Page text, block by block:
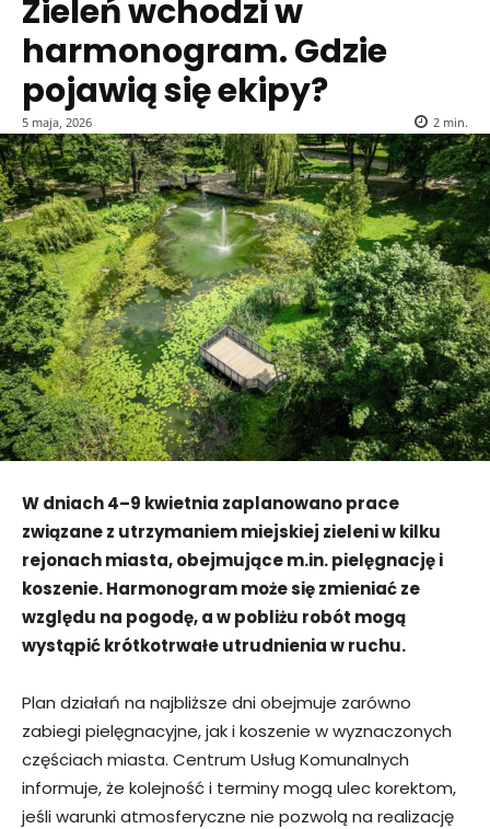
Zieleń wchodzi w
harmonogram. Gdzie
pojawią się ekipy?
5 maja, 2026 2 min.
W dniach 4–9 kwietnia zaplanowano prace
związane z utrzymaniem miejskiej zieleni w kilku
rejonach miasta, obejmujące m.in. pielęgnację i
koszenie. Harmonogram może się zmieniać ze
względu na pogodę, a w pobliżu robót mogą
wystąpić krótkotrwałe utrudnienia w ruchu.
Plan działań na najbliższe dni obejmuje zarówno
zabiegi pielęgnacyjne, jak i koszenie w wyznaczonych
częściach miasta. Centrum Usług Komunalnych
informuje, że kolejność i terminy mogą ulec korektom,
jeśli warunki atmosferyczne nie pozwolą na realizację